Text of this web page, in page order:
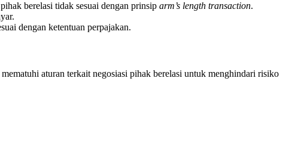
berelasi tidak sesuai dengan prinsip arm’s length transaction.
dengan ketentuan perpajakan.
aturan terkait negosiasi pihak berelasi untuk menghindari risiko